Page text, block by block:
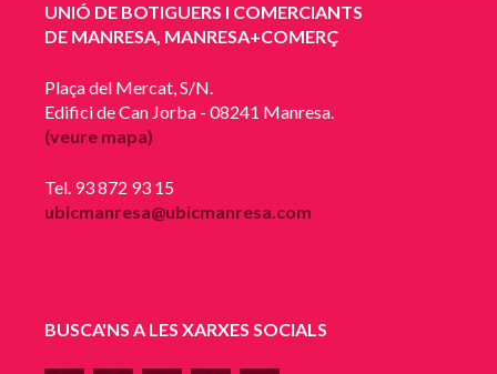
UNIÓ DE BOTIGUERS I COMERCIANTS
DE MANRESA, MANRESA+COMERÇ
Plaça del Mercat, S/N.
Edifici de Can Jorba - 08241 Manresa.
(veure mapa)
Tel. 93 872 93 15
ubicmanresa@ubicmanresa.com
BUSCA'NS A LES XARXES SOCIALS